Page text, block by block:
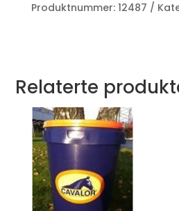
Produktnummer: 12487
Relaterte